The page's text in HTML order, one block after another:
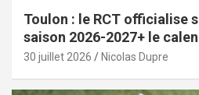
Toulon : le RCT officialise
saison 2026-2027+ le
30 juillet 2026 Nicolas Dupre